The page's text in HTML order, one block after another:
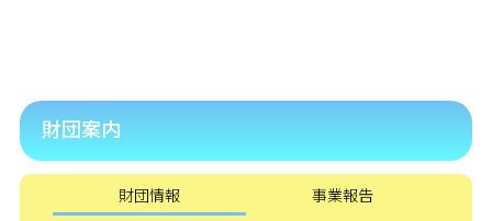
財団案内
財団情報
事業報告